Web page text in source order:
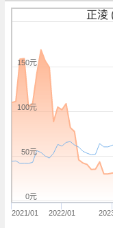
正淩
2021/01 2022/01
0元
50元
100元
150元